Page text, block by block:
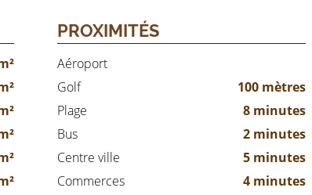
PROXIMITÉS
Aéroport
Golf
100 mètres
Plage
8 minutes
Bus
2 minutes
Centre ville
5 minutes
Commerces
4 minutes